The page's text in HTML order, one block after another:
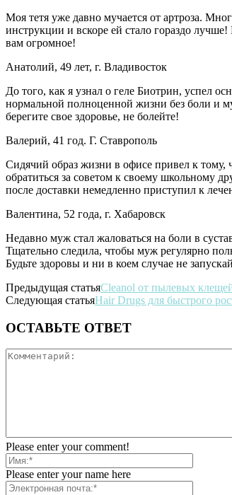
Моя тетя уже давно мучается от артроза.
инструкции и вскоре ей стало гораздо
вам огромное!
Анатолий, 49 лет, г. Владивосток
До того, как я узнал о геле Биотрин, успел
нормальной полноценной жизни без боли и
берегите свое здоровье, не болейте!
Валерий, 41 год. Г. Ставрополь
Сидячий образ жизни в офисе привел к тому,
обратиться за советом к своему школьному
после доставки немедленно приступил к
Валентина, 52 года, г. Хабаровск
Недавно муж стал жаловаться на боли в
Тщательно следила, чтобы муж регулярно
Будьте здоровы и ни в коем случае не
Предыдущая статьяCleanol от пылевых
Следующая статьяHair Drugs для быстрого
ОСТАВЬТЕ ОТВЕТ
Please enter your comment!
Please enter your name here